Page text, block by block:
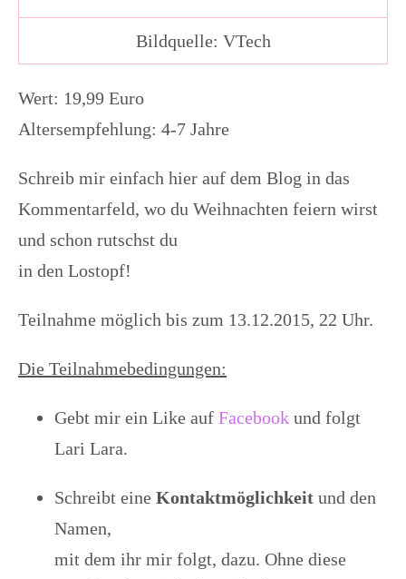
Bildquelle: VTech
Wert: 19,99 Euro
Altersempfehlung: 4-7 Jahre
Schreib mir einfach hier auf dem Blog in das
Kommentarfeld, wo du Weihnachten feiern wirst
und schon rutschst du
in den Lostopf!
Teilnahme möglich bis zum 13.12.2015, 22 Uhr.
Die Teilnahmebedingungen:
Gebt mir ein Like auf Facebook und folgt
Lari Lara.
Schreibt eine Kontaktmöglichkeit und den
Namen,
mit dem ihr mir folgt, dazu. Ohne diese